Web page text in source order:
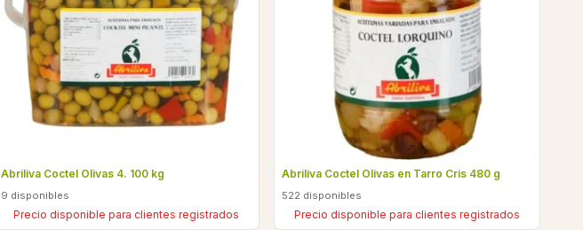
Abriliva Coctel Olivas 4. 100 kg
9 disponibles
Precio disponible para clientes registrados
Abriliva Coctel Olivas en Tarro Cris 480 g
522 disponibles
Precio disponible para clientes registrados